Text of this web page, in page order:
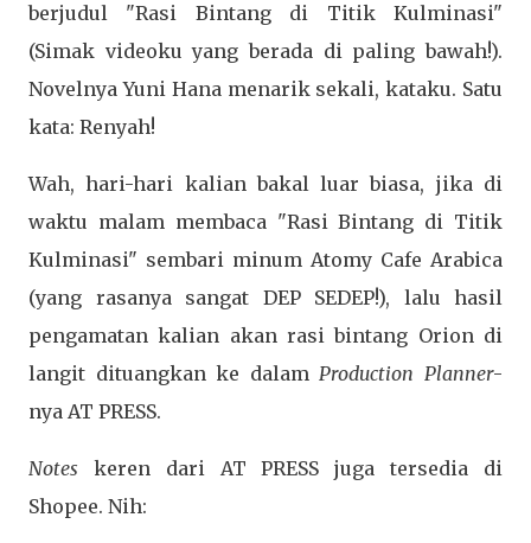
berjudul "Rasi Bintang di Titik Kulminasi"
(Simak videoku yang berada di paling bawah!).
Novelnya Yuni Hana menarik sekali, kataku. Satu
kata: Renyah!
Wah, hari-hari kalian bakal luar biasa, jika di
waktu malam membaca "Rasi Bintang di Titik
Kulminasi" sembari minum Atomy Cafe Arabica
(yang rasanya sangat DEP SEDEP!), lalu hasil
pengamatan kalian akan rasi bintang Orion di
langit dituangkan ke dalamProduction Planner-
nya AT PRESS.
Notes keren dari AT PRESS juga tersedia di
Shopee. Nih: